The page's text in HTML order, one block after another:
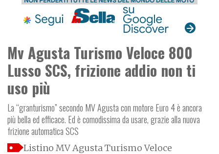
Mv Agusta Turismo Veloce 800
Lusso SCS, frizione addio non ti
uso più
La “granturismo” secondo MV Agusta con motore Euro 4 è ancora
più bella ed efficace. Ed è comodissima da usare, grazie alla nuova
frizione automatica SCS
Listino MV Agusta Turismo Veloce